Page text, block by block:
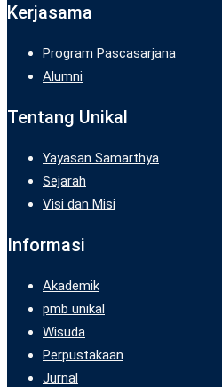
Kerjasama
Program Pascasarjana
Alumni
Tentang Unikal
Yayasan Samarthya
Sejarah
Visi dan Misi
Informasi
Akademik
pmb unikal
Wisuda
Perpustakaan
Jurnal